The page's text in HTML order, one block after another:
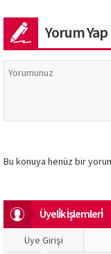
Yorum Yap
Bu konuya henüz bir
Üyeli̇k İşlemleri̇
Üye Girişi